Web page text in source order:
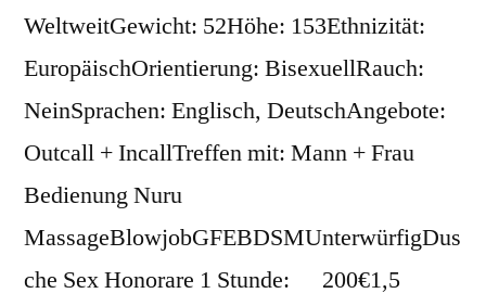
WeltweitGewicht: 52Höhe: 153Ethnizität:
EuropäischOrientierung: BisexuellRauch:
NeinSprachen: Englisch, DeutschAngebote:
Outcall + IncallTreffen mit: Mann + Frau
Bedienung Nuru
MassageBlowjobGFEBDSMUnterwürfigDus
che Sex Honorare 1 Stunde: 200€1,5